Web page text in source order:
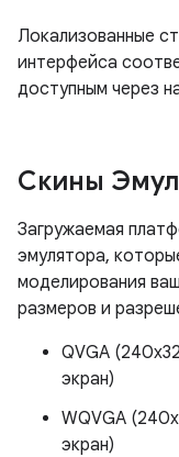
Локализованные
интерфейса
доступным через
Скины
Загружаемая
эмулятора,
моделирования
размеров и
QVGA
экран)
WQVGA
экран)